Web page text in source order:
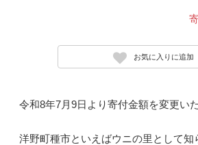
お気に入りに追加
令和8年7月9日より寄付金額を変更い
洋野町種市といえばウニの里として知